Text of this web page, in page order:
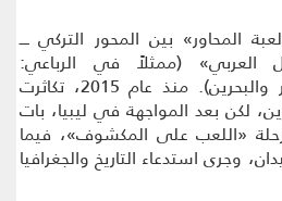
المحاور» بين المحور التركي ــــ
العربي» (ممثلاً في الرباعي:
السعودية، الإمارات، مصر والبحرين). منذ عام 2015، تكاثرت
لكن بعد المواجهة في ليبيا، بات
«اللعب على المكشوف»، فيما
وجرى استدعاء التاريخ والجغرافيا